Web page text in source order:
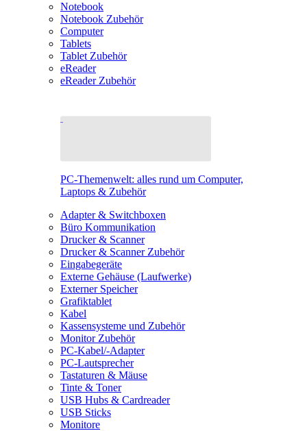
Notebook
Notebook Zubehör
Computer
Tablets
Tablet Zubehör
eReader
eReader Zubehör
PC-Themenwelt: alles rund um Computer,
Laptops & Zubehör
Adapter & Switchboxen
Büro Kommunikation
Drucker & Scanner
Drucker & Scanner Zubehör
Eingabegeräte
Externe Gehäuse (Laufwerke)
Externer Speicher
Grafiktablet
Kabel
Kassensysteme und Zubehör
Monitor Zubehör
PC-Kabel/-Adapter
PC-Lautsprecher
Tastaturen & Mäuse
Tinte & Toner
USB Hubs & Cardreader
USB Sticks
Monitore